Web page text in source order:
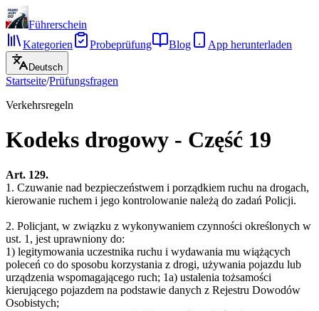
Führerschein
Kategorien
Probeprüfung Blog App herunterladen
Deutsch
Startseite/Prüfungsfragen
Verkehrsregeln
Kodeks drogowy - Część 19
Art. 129.
1. Czuwanie nad bezpieczeństwem i porządkiem ruchu na drogach,
kierowanie ruchem i jego kontrolowanie należą do zadań Policji.
2. Policjant, w związku z wykonywaniem czynności określonych w
ust. 1, jest uprawniony do:
1) legitymowania uczestnika ruchu i wydawania mu wiążących
poleceń co do sposobu korzystania z drogi, używania pojazdu lub
urządzenia wspomagającego ruch; 1a) ustalenia tożsamości
kierującego pojazdem na podstawie danych z Rejestru Dowodów
Osobistych;